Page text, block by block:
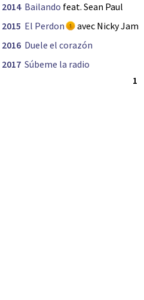
2014 Bailando feat. Sean Paul
2015 El Perdon
avec Nicky Jam
2016 Duele el corazón
2017 Súbeme la radio
1